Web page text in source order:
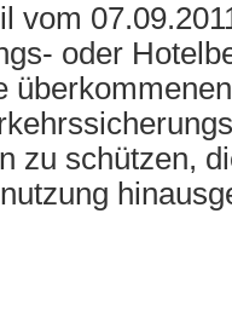
vom
oder
zu schützen,